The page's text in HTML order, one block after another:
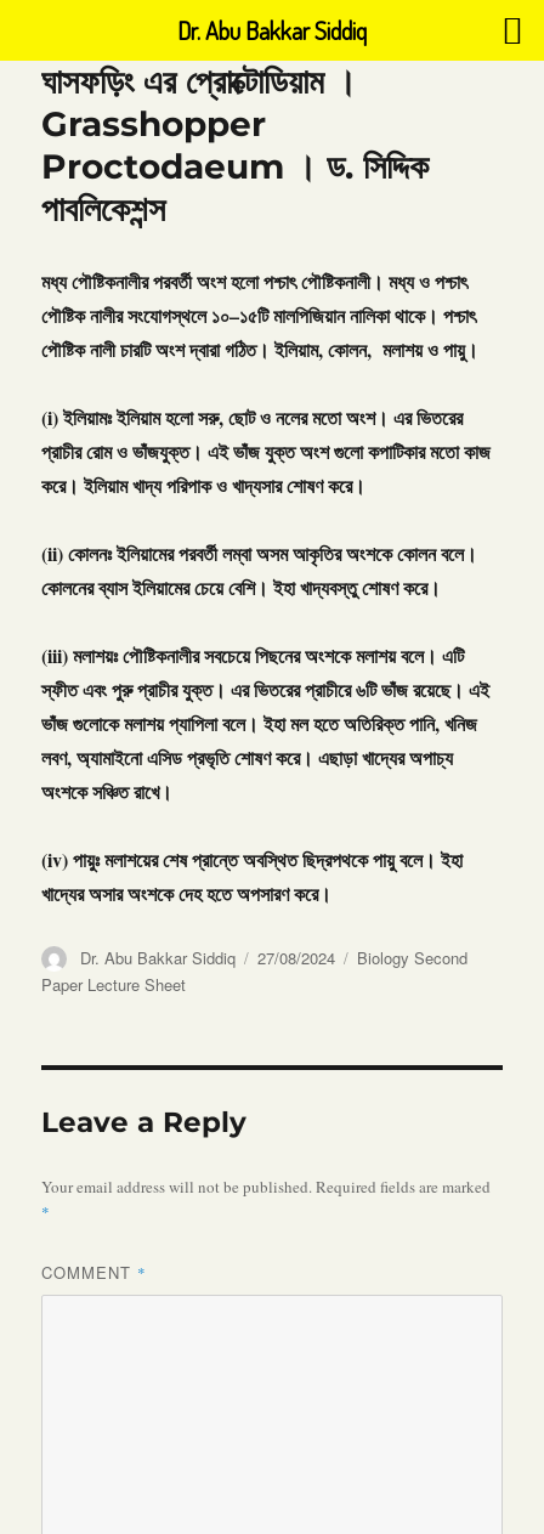
ঘাসফড়িং এর প্রোক্টোডিয়াম ।
Grasshopper
Proctodaeum । ড. সিদ্দিক
পাবলিকেশন্স
মধ্যপৌষ্টিকনালীরপরবর্তীঅংশহলোপশ্চাৎপৌষ্টিকনালী। মধ্যওপশ্চাৎ
পৌষ্টিকনালীরসংযোগস্থলে১০–১৫টিমালপিজিয়াননালিকাথাকে। পশ্চাৎ
পৌষ্টিকনালীচারটিঅংশদ্বারাগঠিত। ইলিয়াম,কোলন,মলাশয়ওপায়ু।
(i)ইলিয়ামঃইলিয়ামহলোসরু,ছোটওনলেরমতোঅংশ। এরভিতরের
প্রাচীররোমওভাঁজযুক্ত। এইভাঁজযুক্তঅংশগুলোকপাটিকারমতোকাজ
করে। ইলিয়ামখাদ্যপরিপাকওখাদ্যসারশোষণকরে।
(ii)কোলনঃইলিয়ামেরপরবর্তীলম্বাঅসমআকৃতিরঅংশকেকোলনবলে।
কোলনেরব্যাসইলিয়ামেরচেয়েবেশি। ইহাখাদ্যবস্তুশোষণকরে।
(iii)মলাশয়ঃপৌষ্টিকনালীরসবচেয়েপিছনেরঅংশকেমলাশয়বলে। এটি
স্ফীতএবংপুরুপ্রাচীরযুক্ত। এরভিতরেরপ্রাচীরে৬টিভাঁজরয়েছে। এই
ভাঁজগুলোকেমলাশয়প্যাপিলাবলে। ইহামলহতেঅতিরিক্তপানি,খনিজ
লবণ,অ্যামাইনোএসিডপ্রভৃতিশোষণকরে। এছাড়াখাদ্যেরঅপাচ্য
অংশকেসঞ্চিতরাখে।
(iv) পায়ুঃ মলাশয়ের শেষ প্রান্তে অবস্থিত ছিদ্রপথকে পায়ু বলে। ইহা
খাদ্যের অসার অংশকে দেহ হতে অপসারণ করে।
Author
Dr. Abu Bakkar Siddiq
Posted
27/08/2024 Categories
Biology Second
Paper Lecture Sheet
Leave a Reply
Your email address will not be published.Required fields are marked
*
COMMENT *
Dr. Abu Bakkar Siddiq